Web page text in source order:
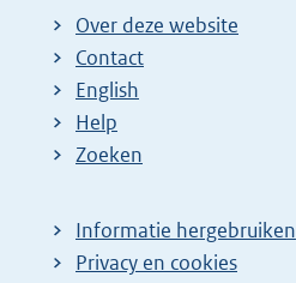
Over deze website
Contact
English
Help
Zoeken
Informatie hergebruiken
Privacy en cookies